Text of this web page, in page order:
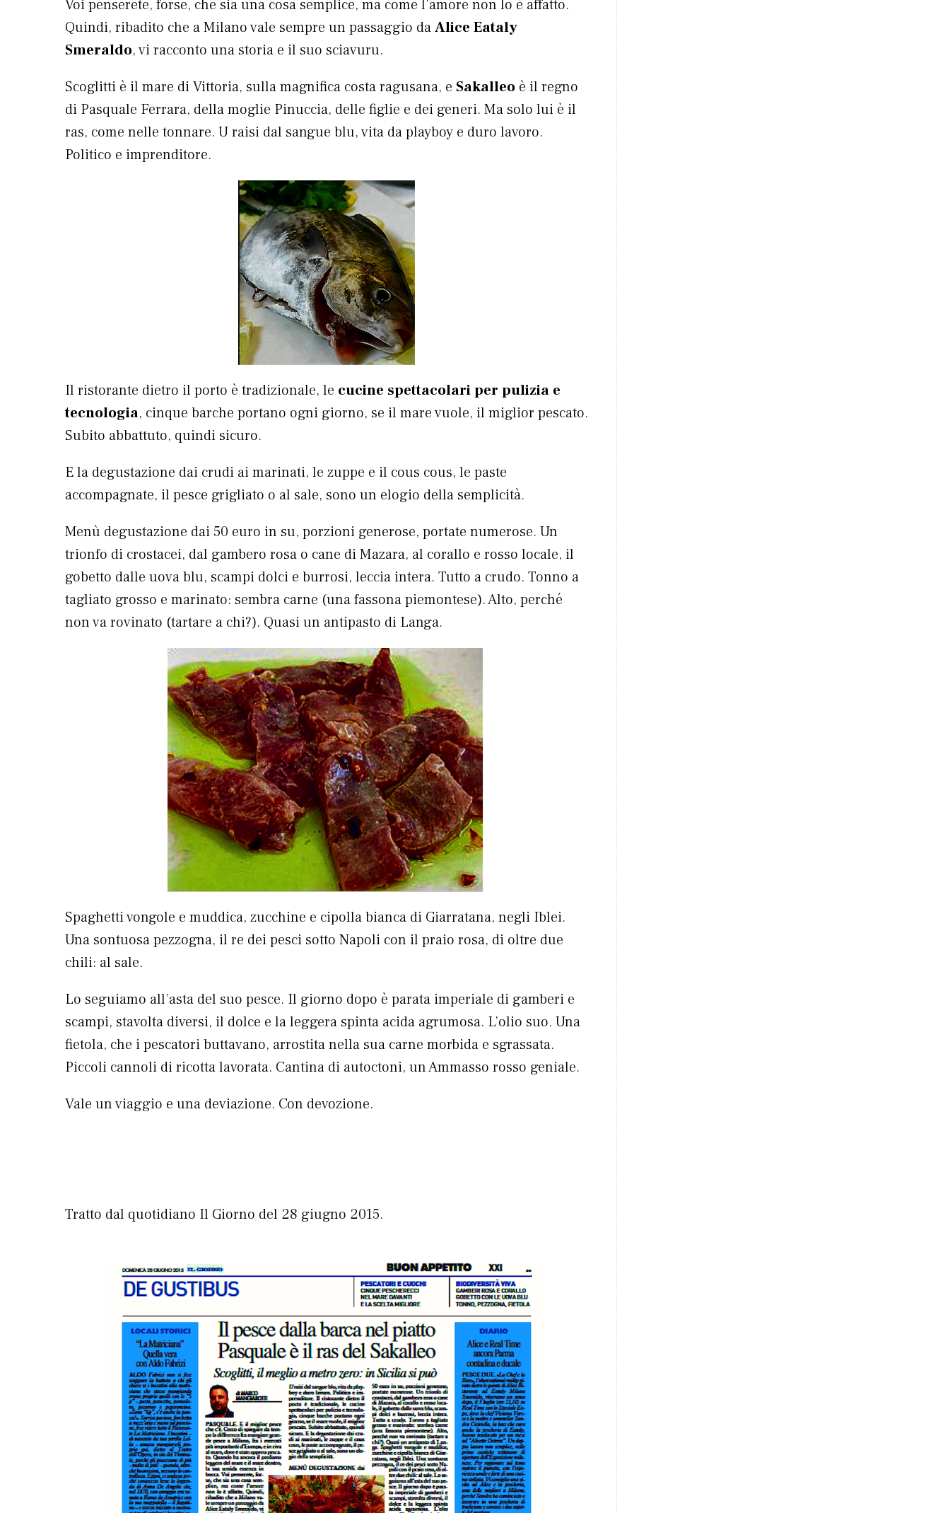
Voi penserete, forse, che sia una cosa semplice, ma come l’amore non lo è affatto.
Quindi, ribadito che a Milano vale sempre un passaggio daAlice Eataly
Smeraldo, vi racconto una storia e il suo sciavuru.
Scoglitti è il mare di Vittoria, sulla magnifica costa ragusana, e Sakalleo è il regno
di Pasquale Ferrara, della moglie Pinuccia, delle figlie e dei generi. Ma solo lui è il
ras, come nelle tonnare. U raisi dal sangue blu, vita da playboy e duro lavoro.
Politico e imprenditore.
Il ristorante dietro il porto è tradizionale, le cucine spettacolari per pulizia e
tecnologia, cinque barche portano ogni giorno, se il mare vuole, il miglior pescato.
Subito abbattuto, quindi sicuro.
E la degustazione dai crudi ai marinati, le zuppe e il cous cous, le paste
accompagnate, il pesce grigliato o al sale, sono un elogio della semplicità.
Menù degustazione dai 50 euro in su, porzioni generose, portate numerose. Un
trionfo di crostacei, dal gambero rosa o cane di Mazara, al corallo e rosso locale, il
gobetto dalle uova blu, scampi dolci e burrosi, leccia intera. Tutto a crudo. Tonno a
tagliato grosso e marinato: sembra carne (una fassona piemontese). Alto, perché
non va rovinato (tartare a chi?). Quasi un antipasto di Langa.
Spaghetti vongole e muddica, zucchine e cipolla bianca di Giarratana, negli Iblei.
Una sontuosa pezzogna, il re dei pesci sotto Napoli con il praio rosa, di oltre due
chili: al sale.
Lo seguiamo all’asta del suo pesce. Il giorno dopo è parata imperiale di gamberi e
scampi, stavolta diversi, il dolce e la leggera spinta acida agrumosa. L’olio suo. Una
fietola, che i pescatori buttavano, arrostita nella sua carne morbida e sgrassata.
Piccoli cannoli di ricotta lavorata. Cantina di autoctoni, un Ammasso rosso geniale.
Vale un viaggio e una deviazione. Con devozione.
Tratto dal quotidiano Il Giorno del 28 giugno 2015.